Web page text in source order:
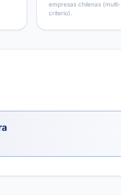
empresas chilenas (multi-
criterio).